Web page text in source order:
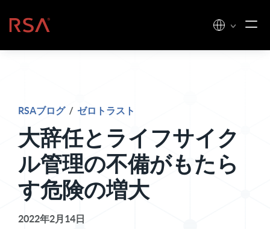
ホーム
RSAブログ / ゼロトラスト
大辞任とライフサイク
ル管理の不備がもたら
す危険の増大
2022年2月14日